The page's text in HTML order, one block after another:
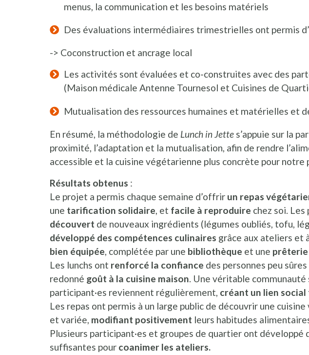
menus, la communication et les besoins matériels
Des évaluations intermédiaires trimestrielles ont permis
-> Coconstruction et ancrage local
Les activités sont évaluées et co-construites avec des
(Maison médicale Antenne Tournesol et Cuisines de
Mutualisation des ressources humaines et matérielles et
En résumé, la méthodologie de Lunch in Jette s’appuie sur la
proximité, l’adaptation et la mutualisation, afin de rendre
accessible et la cuisine végétarienne plus concrète pour notre
Résultats obtenus :
Le projet a permis chaque semaine d’offrir un repas
une tarification solidaire, et facile à reproduire chez soi. Les
découvert de nouveaux ingrédients (légumes oubliés, tofu,
développé des compétences culinaires grâce aux ateliers et
bien équipée, complétée par une bibliothèque et une prêterie
Les lunchs ont renforcé la confiance des personnes peu
redonné goût à la cuisine maison. Une véritable communauté
participant·es reviennent régulièrement, créant un lien
Les repas ont permis à un large public de découvrir une
et variée, modifiant positivement leurs habitudes
Plusieurs participant·es et groupes de quartier ont développé
suffisantes pour coanimer les ateliers.